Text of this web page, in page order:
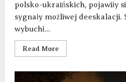
polsko-ukraińskich, pojawiły
sygnały możliwej
wybuchł...
Read More